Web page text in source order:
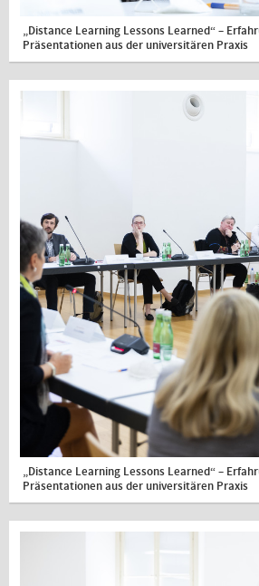
„Distance Learning Lessons Learned“ –
Präsentationen aus der universitären Praxis
„Distance Learning Lessons Learned“ –
Präsentationen aus der universitären Praxis